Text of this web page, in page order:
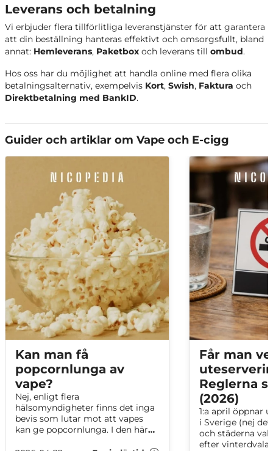
N One Crystal Mint Ice Mint
N One Crystal Blue
Raspberry
Blåhallon
Leverans och betalning
Vi erbjuder flera tillförlitliga leveranstjänster för att garantera
att din beställning hanteras effektivt och omsorgsfullt, bland
annat: Hemleverans, Paketbox och leverans till ombud.
Hos oss har du möjlighet att handla online med flera olika
betalningsalternativ, exempelvis Kort, Swish, Faktura och
Direktbetalning med BankID.
Guider och artiklar om Vape och E-cigg
Kan man få
popcornlunga av
vape?
Nej, enligt flera
hälsomyndigheter finns det inga
bevis som lutar mot att vapes
kan ge popcornlunga. I den här
Får man
Reglerna
(2026)
1:a april öppnar
i Sverige (nej
och städerna
efter